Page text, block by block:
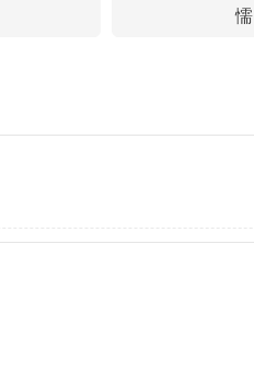
懦